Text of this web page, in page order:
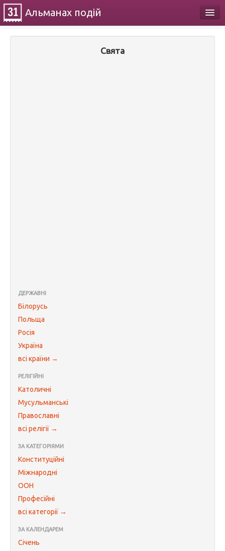
Альманах подій
Свята
ДЕРЖАВНІ
Білорусь
Польща
Росія
Україна
всі країни →
РЕЛІГІЙНІ
Католичні
Мусульманські
Православні
всі релігії →
ЗА КАТЕГОРІЯМИ
Конституційні
Міжнародні
ООН
Професійні
всі категорії →
ЗА КАЛЕНДАРЕМ
Січень